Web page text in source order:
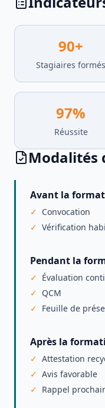
90+
Stagiaires formés
97%
Réussite
Modalités
Avant la
Convocation
Vérification
Pendant la
Évaluation
QCM
Feuille de
Après la
Attestation
Avis favorable
Rappel